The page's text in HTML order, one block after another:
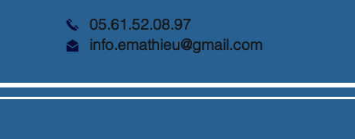
05.61.52.08.97
info.emathieu@gmail.com